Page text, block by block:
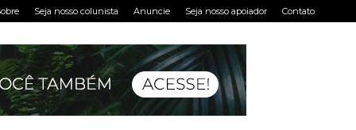
Seja nosso colunista Anuncie Seja nosso apoiador Contato